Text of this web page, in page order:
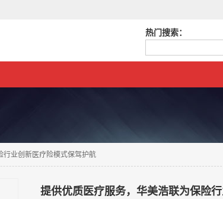
热门搜索：
行业创新医疗险模式保驾护航
提供优质医疗服务，华美浩联为保险